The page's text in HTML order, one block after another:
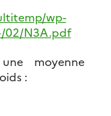
wp-
02/N3A.pdf
moyenne
: